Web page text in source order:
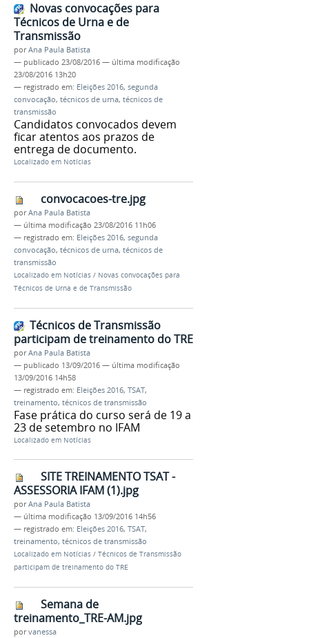
Novas convocações para
Técnicos de Urna e de
Transmissão
porAna Paula Batista
— publicado 23/08/2016 — última modificação
23/08/2016 13h20
— registrado em: Eleições 2016, segunda
convocação, técnicos de urna, técnicos de
transmissão
Candidatos convocados devem
ficar atentos aos prazos de
entrega de documento.
Localizado em Notícias
convocacoes-tre.jpg
porAna Paula Batista
— última modificação 23/08/2016 11h06
— registrado em: Eleições 2016, segunda
convocação, técnicos de urna, técnicos de
transmissão
Localizado em Notícias / Novas convocações para
Técnicos de Urna e de Transmissão
Técnicos de Transmissão
participam de treinamento do TRE
porAna Paula Batista
— publicado 13/09/2016 — última modificação
13/09/2016 14h58
— registrado em: Eleições 2016, TSAT,
treinamento, técnicos de transmissão
Fase prática do curso será de 19 a
23 de setembro no IFAM
Localizado em Notícias
SITE TREINAMENTO TSAT -
ASSESSORIA IFAM (1).jpg
porAna Paula Batista
— última modificação 13/09/2016 14h56
— registrado em: Eleições 2016, TSAT,
treinamento, técnicos de transmissão
Localizado em Notícias / Técnicos de Transmissão
participam de treinamento do TRE
Semana de
treinamento_TRE-AM.jpg
porvanessa